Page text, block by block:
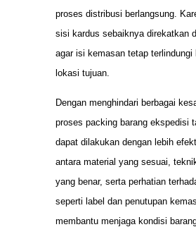
proses distribusi berlangsung.
sisi kardus sebaiknya direkatkan
agar isi kemasan tetap terlindungi
lokasi tujuan.
Dengan menghindari berbagai
proses packing barang ekspedisi
dapat dilakukan dengan lebih
antara material yang sesuai,
yang benar, serta perhatian
seperti label dan penutupan
membantu menjaga kondisi